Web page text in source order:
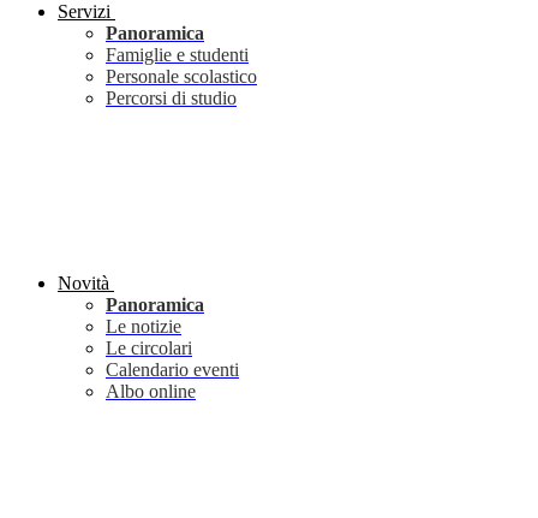
Servizi
Panoramica
Famiglie e studenti
Personale scolastico
Percorsi di studio
Novità
Panoramica
Le notizie
Le circolari
Calendario eventi
Albo online